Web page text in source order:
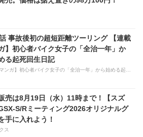
事故後初の超短距離ツーリング 【連載
】初心者バイク女子の「全治一年」か
る起死回生日記
【連載マンガ】初心者バイク女子の「全治一年」から始める起死回生日記
売は8月19日（水）11時まで！【スズ
S/Rミーティング2026オリジナルグ
手に入れよう！
ス